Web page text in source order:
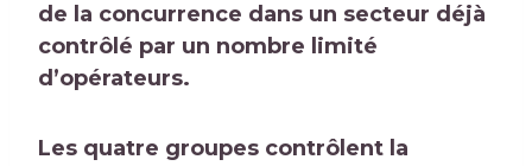
de la concurrence dans un secteur déjà
contrôlé par un nombre limité
d’opérateurs.
Les quatre groupes contrôlent la